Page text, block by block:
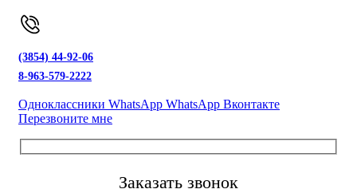
(3854) 44-92-06
8-963-579-2222
Одноклассники WhatsApp WhatsApp Вконтакте
Перезвоните мне
Заказать звонок